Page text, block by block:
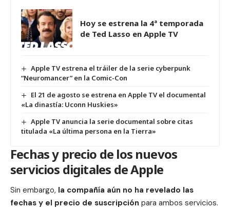
Hoy se estrena la 4ª temporada
de Ted Lasso en Apple TV
Apple TV estrena el tráiler de la serie cyberpunk
“Neuromancer” en la Comic-Con
El 21 de agosto se estrena en Apple TV el documental
«La dinastía: Uconn Huskies»
Apple TV anuncia la serie documental sobre citas
titulada «La última persona en la Tierra»
Fechas y precio de los nuevos
servicios digitales de Apple
Sin embargo, la compañía aún no ha revelado las
fechas y el precio de suscripción para ambos servicios.